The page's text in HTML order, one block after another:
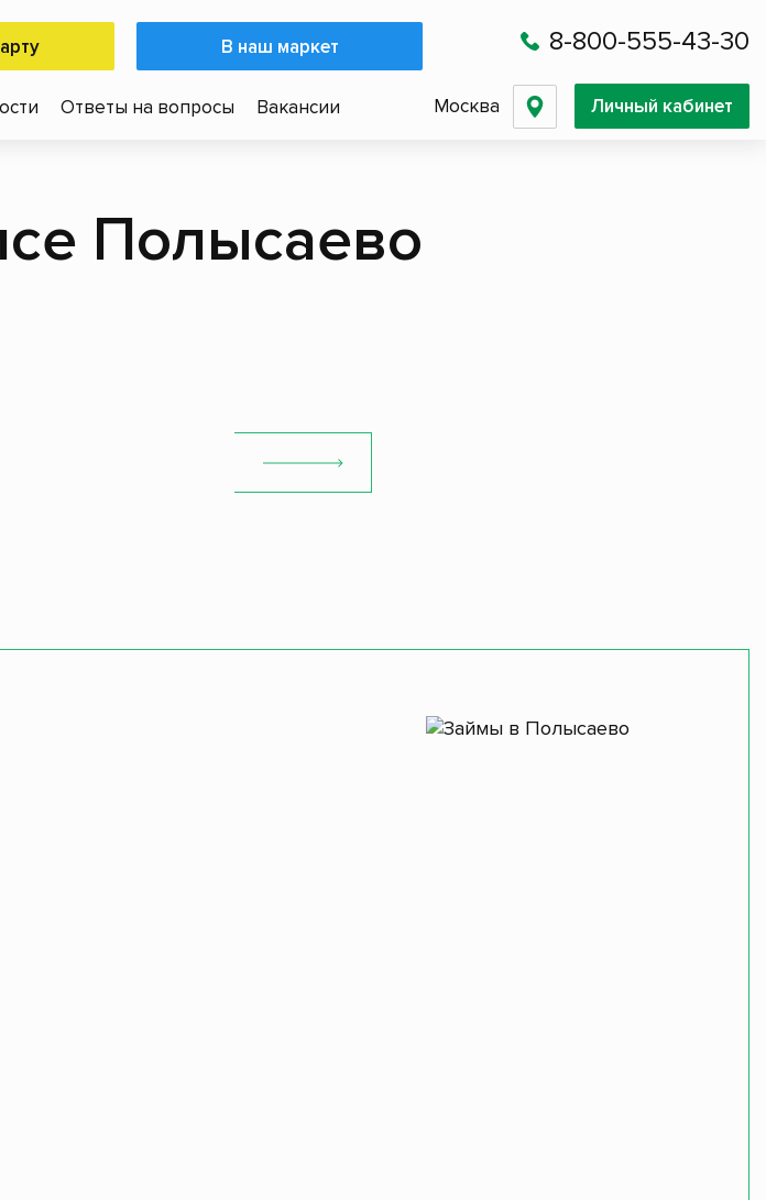
В наш маркет 8-800-555-43-30
Ответы на вопросы Вакансии Москва Личный кабинет
Полысаево